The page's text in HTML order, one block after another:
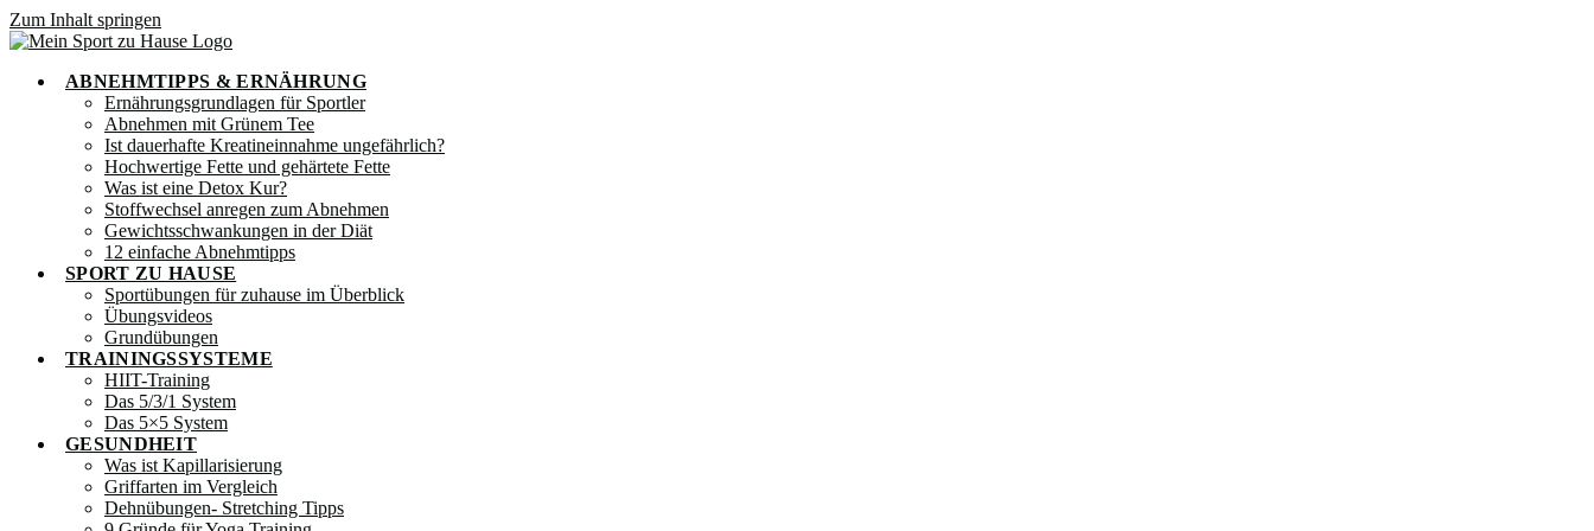
Zum Inhalt springen
ABNEHMTIPPS & ERNÄHRUNG
Ernährungsgrundlagen für Sportler
Abnehmen mit Grünem Tee
Ist dauerhafte Kreatineinnahme ungefährlich?
Hochwertige Fette und gehärtete Fette
Was ist eine Detox Kur?
Stoffwechsel anregen zum Abnehmen
Gewichtsschwankungen in der Diät
12 einfache Abnehmtipps
SPORT ZU HAUSE
Sportübungen für zuhause im Überblick
Übungsvideos
Grundübungen
TRAININGSSYSTEME
HIIT-Training
Das 5/3/1 System
Das 5×5 System
GESUNDHEIT
Was ist Kapillarisierung
Griffarten im Vergleich
Dehnübungen- Stretching Tipps